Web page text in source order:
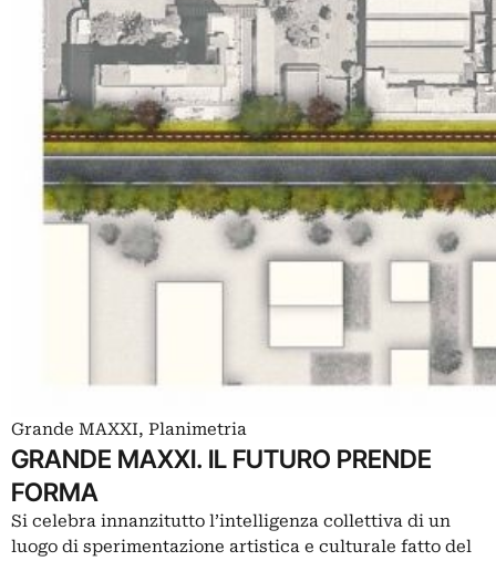
Grande MAXXI, Planimetria
GRANDE MAXXI. IL FUTURO PRENDE
FORMA
Si celebra innanzitutto l’intelligenza collettiva di un
luogo di sperimentazione artistica e culturale fatto del